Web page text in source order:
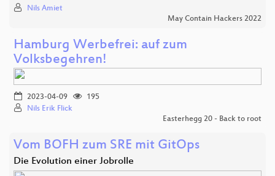
Nils Amiet
May Contain Hackers 2022
Hamburg Werbefrei: auf zum
Volksbegehren!
2023-04-09
195
Nils Erik Flick
Easterhegg 20 - Back to root
Vom BOFH zum SRE mit GitOps
Die Evolution einer Jobrolle